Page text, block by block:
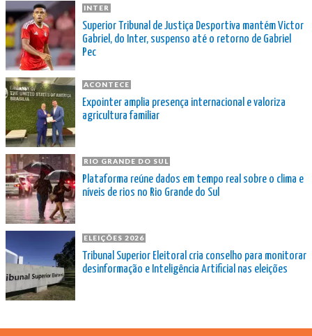
INTER
Superior Tribunal de Justiça Desportiva mantém Victor
Gabriel, do Inter, suspenso até o retorno de Gabriel
Pec
ACONTECE
Expointer amplia presença internacional e valoriza
agricultura familiar
RIO GRANDE DO SUL
Plataforma reúne dados em tempo real sobre o clima e
níveis de rios no Rio Grande do Sul
ELEIÇÕES 2026
Tribunal Superior Eleitoral cria conselho para monitorar
desinformação e Inteligência Artificial nas eleições